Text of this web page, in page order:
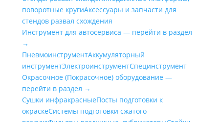
поворотные кругиАксессуары и запчасти для
стендов развал схождения
Инструмент для автосервиса — перейти в раздел
→
ПневмоинструментАккумуляторный
инструментЭлектроинструментСпецинструмент
Окрасочное (Покрасочное) оборудование —
перейти в раздел →
Сушки инфракрасныеПосты подготовки к
окраскеСистемы подготовки сжатого